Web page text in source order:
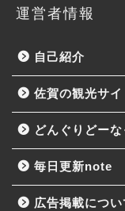
運営者情報
自己紹介
佐賀の観光サイ
どんぐりどーな
毎日更新note
広告掲載につい